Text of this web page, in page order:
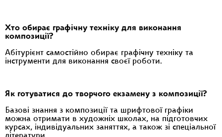
Хто обирає графічну техніку для виконання
композиції?
Абітурієнт самостійно обирає графічну техніку та
інструменти для виконання своєї роботи.
Як готуватися до творчого екзамену з композиції?
Базові знання з композиції та шрифтової графіки
можна отримати в художніх школах, на підготовчих
курсах, індивідуальних заняттях, а також зі спеціальної